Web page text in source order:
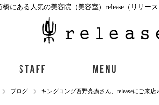
ブログ キングコング西野亮廣さん、releaseにご来店♪